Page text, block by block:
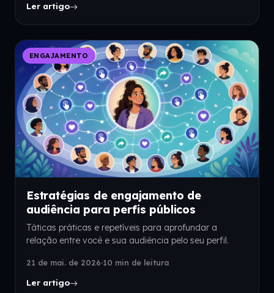
Ler artigo
ENGAJAMENTO
Estratégias de engajamento de
audiência para perfis públicos
Táticas práticas e repetíveis para aprofundar a
relação entre você e sua audiência pelo seu perfil.
21 de mai. de 2026·10 min de leitura
Ler artigo